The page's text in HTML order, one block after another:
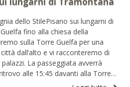
dello StilePisano sui lungarni di
fino alla chiesa della
sulla Torre Guelfa per una
dall’alto e vi racconteremo di
La passeggiata avverrà
alle 15:45 davanti alla Torre…